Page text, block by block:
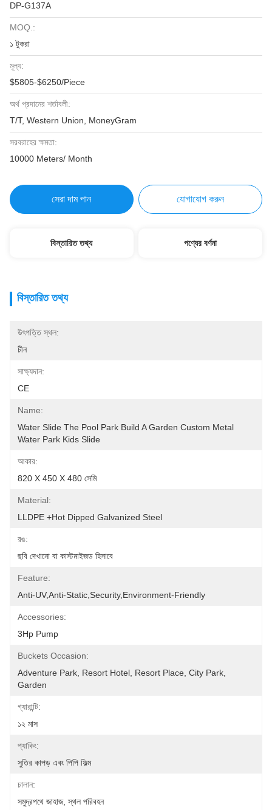
DP-G137A
MOQ.:
১ টুকরা
মূল্য:
$5805-$6250/Piece
অর্থ প্রদানের শর্তাবলী:
T/T, Western Union, MoneyGram
সরবরাহের ক্ষমতা:
10000 Meters/ Month
সেরা দাম পান যোগাযোগ করুন
বিস্তারিত তথ্য পণ্যের বর্ণনা
বিস্তারিত তথ্য
উৎপত্তি স্থল:
চীন
সাক্ষ্যদান:
CE
Name:
Water Slide The Pool Park Build A Garden Custom Metal
Water Park Kids Slide
আকার:
820 X 450 X 480 সেমি
Material:
LLDPE +hot Dipped Galvanized Steel
রঙ:
ছবি দেখানো বা কাস্টমাইজড হিসাবে
Feature:
Anti-UV,Anti-Static,Security,Environment-Friendly
Accessories:
3Hp Pump
Buckets Occasion:
Adventure Park, Resort Hotel, Resort Place, City Park,
Garden
গ্যারান্টি:
১২ মাস
প্যাকিং:
সুতির কাপড় এবং পিপি ফিল্ম
চালান:
সমুদ্রপথে জাহাজ, স্থল পরিবহন